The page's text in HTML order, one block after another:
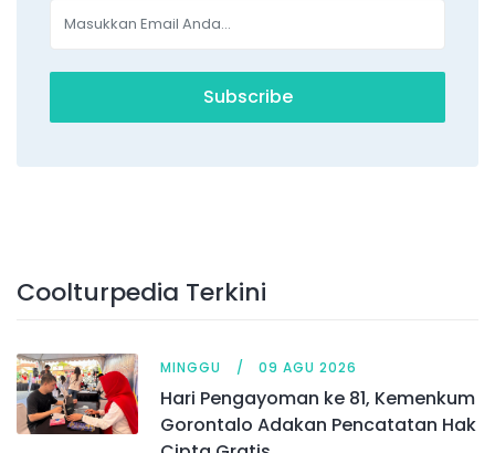
Subscribe
Coolturpedia Terkini
MINGGU 09 AGU 2026
Hari Pengayoman ke 81, Kemenkum
Gorontalo Adakan Pencatatan Hak